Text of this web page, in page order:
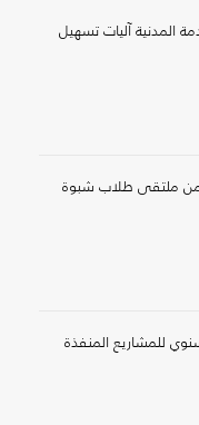
المدنية آليات تسهيل
من ملتقى طلاب شبوة
للمشاريع المنفذة